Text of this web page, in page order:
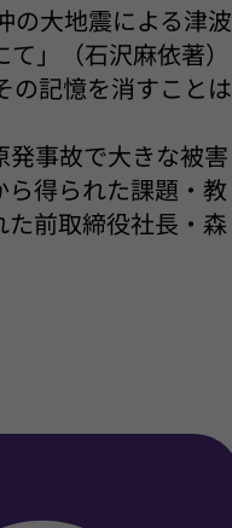
の大地震による津波
」（石沢麻依著）
の記憶を消すことは
事故で大きな被害
得られた課題・教
前取締役社長・森